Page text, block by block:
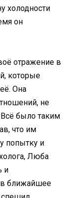
холодности
он
отражение в
которые
Она
не
Всё было таким
что им
попытку и
Люба
и
в ближайшее